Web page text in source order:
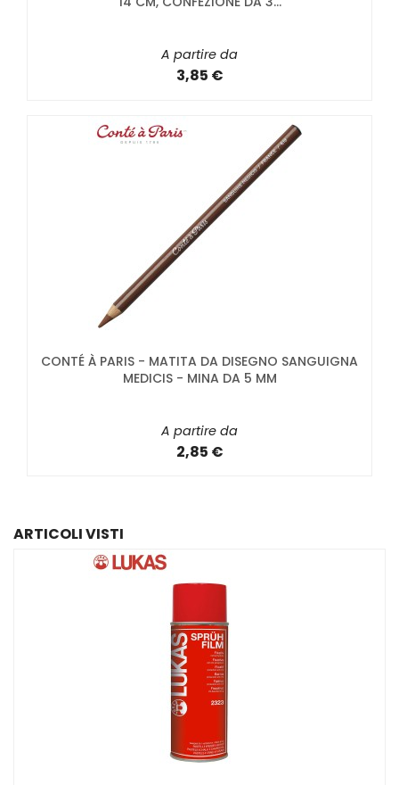
A partire da
3,85 €
CONTÉ À PARIS - MATITA DA DISEGNO SANGUIGNA
MEDICIS - MINA DA 5 MM
A partire da
2,85 €
ARTICOLI VISTI